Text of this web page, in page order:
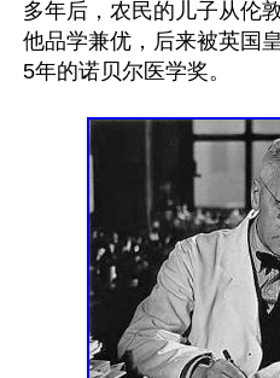
多年后，农民的儿子从伦
他品学兼优，后来被英国